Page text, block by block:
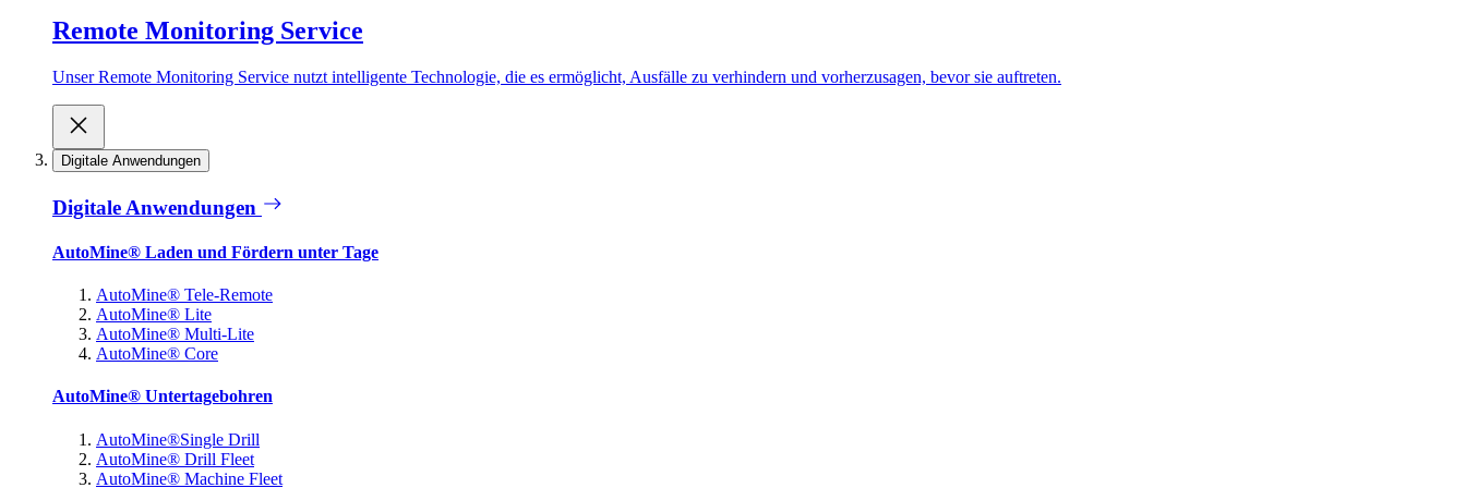
Remote Monitoring Service
Unser Remote Monitoring Service nutzt intelligente Technologie, die es ermöglicht, Ausfälle zu verhindern und vorherzusagen, bevor sie auftreten.
Digitale Anwendungen
Digitale Anwendungen
AutoMine® Laden und Fördern unter Tage
AutoMine® Tele-Remote
AutoMine® Lite
AutoMine® Multi-Lite
AutoMine® Core
AutoMine® Untertagebohren
AutoMine®Single Drill
AutoMine® Drill Fleet
AutoMine® Machine Fleet